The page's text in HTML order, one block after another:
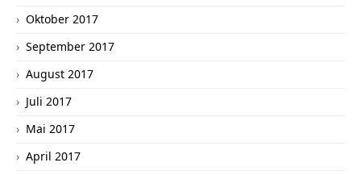
Oktober 2017
September 2017
August 2017
Juli 2017
Mai 2017
April 2017